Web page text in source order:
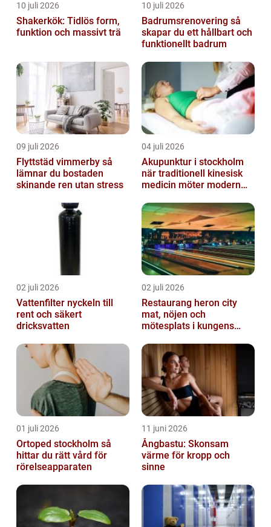
10 juli 2026
Shakerkök: Tidlös form,
funktion och massivt trä
10 juli 2026
Badrumsrenovering så
skapar du ett hållbart och
funktionellt badrum
09 juli 2026
Flyttstäd vimmerby så
lämnar du bostaden
skinande ren utan stress
04 juli 2026
Akupunktur i stockholm
när traditionell kinesisk
medicin möter modern
02 juli 2026
Vattenfilter nyckeln till
rent och säkert
dricksvatten
02 juli 2026
Restaurang heron city
mat, nöjen och
mötesplats i kungens
01 juli 2026
Ortoped stockholm så
hittar du rätt vård för
rörelseapparaten
11 juni 2026
Ångbastu: Skonsam
värme för kropp och
sinne